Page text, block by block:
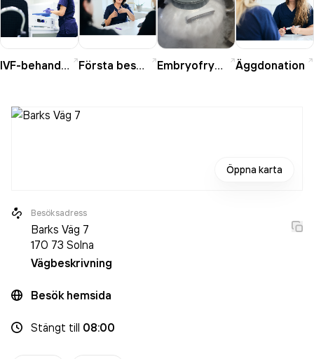
befruktning med donerade könsceller, och sedan starten
har 15 000 barn kommit till världen via Ovumias
fertilitetsbehandlingar.
IVF-behandling Första besöket Embryofrysning Äggdonation
Öppna karta
Besöksadress
Barks Väg 7
170 73 Solna
Vägbeskrivning
Besök hemsida
Stängt till 08:00